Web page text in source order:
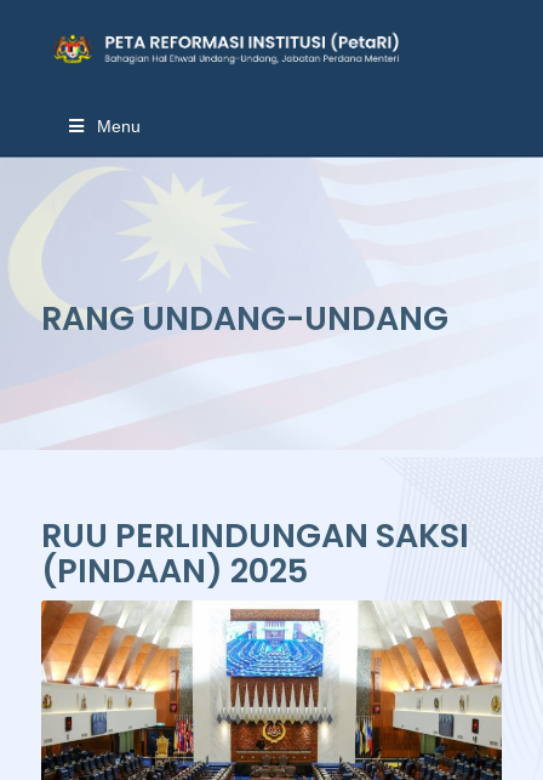
Menu
RANG UNDANG-UNDANG
RUU PERLINDUNGAN SAKSI
(PINDAAN) 2025